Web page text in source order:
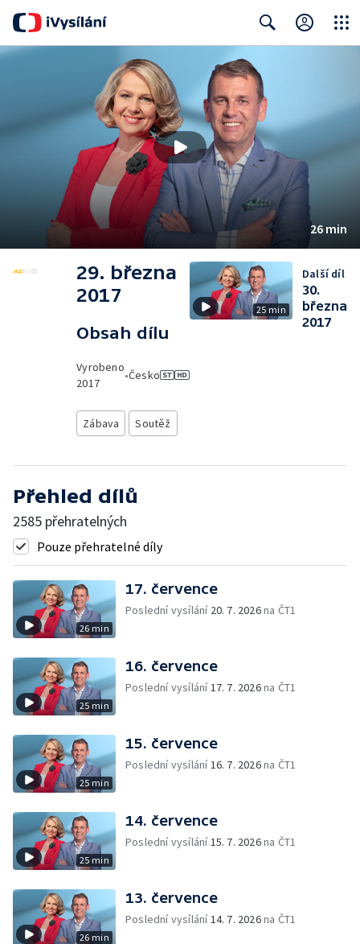
26 min
29. března
2017
Obsah dílu
Vyrobeno
2017
•Česko
Zábava Soutěž
25 min
Další díl
30.
března
2017
Přehled dílů
2585 přehratelných
Pouze přehratelné díly
26 min
17. července
Poslední vysílání 20. 7. 2026na ČT1
25 min
16. července
Poslední vysílání17. 7. 2026na ČT1
25 min
15. července
Poslední vysílání16. 7. 2026na ČT1
25 min
14. července
Poslední vysílání15. 7. 2026na ČT1
26 min
13. července
Poslední vysílání14. 7. 2026na ČT1